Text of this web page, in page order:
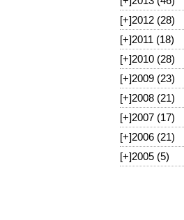
[+]2012 (28)
[+]2011 (18)
[+]2010 (28)
[+]2009 (23)
[+]2008 (21)
[+]2007 (17)
[+]2006 (21)
[+]2005 (5)